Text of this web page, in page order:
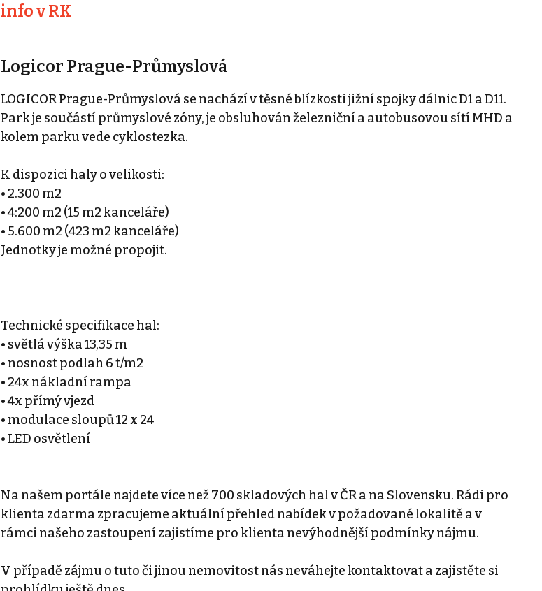
info v RK
Logicor Prague-Průmyslová
LOGICOR Prague-Průmyslová se nachází v těsné blízkosti jižní spojky dálnic D1 a D11.
Park je součástí průmyslové zóny, je obsluhován železniční a autobusovou sítí MHD a
kolem parku vede cyklostezka.
K dispozici haly o velikosti:
• 2.300 m2
• 4:200 m2 (15 m2 kanceláře)
• 5.600 m2 (423 m2 kanceláře)
Jednotky je možné propojit.
Technické specifikace hal:
• světlá výška 13,35 m
• nosnost podlah 6 t/m2
• 24x nákladní rampa
• 4x přímý vjezd
• modulace sloupů 12 x 24
• LED osvětlení
Na našem portále najdete více než 700 skladových hal v ČR a na Slovensku. Rádi pro
klienta zdarma zpracujeme aktuální přehled nabídek v požadované lokalitě a v
rámci našeho zastoupení zajistíme pro klienta nevýhodnější podmínky nájmu.
V případě zájmu o tuto či jinou nemovitost nás neváhejte kontaktovat a zajistěte si